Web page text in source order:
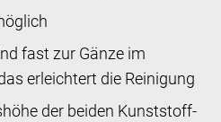
fast zur Gänze im
erleichtert die Reinigung
der beiden Kunststoff-